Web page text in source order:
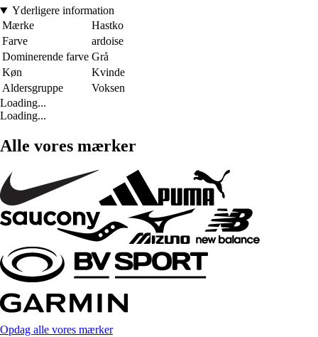
Yderligere information
Mærke
Hastko
Farve
ardoise
Dominerende farve Grå
Køn
Kvinde
Aldersgruppe
Voksen
Loading...
Loading...
Alle vores mærker
Opdag alle vores mærker